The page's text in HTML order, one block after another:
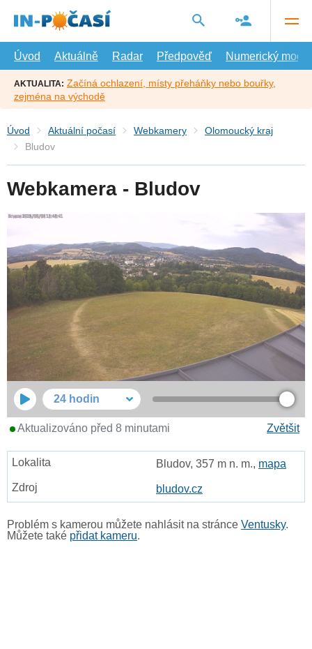
hlavní
Úvod
Aktuálně Radar Předpověď Numerický model
AKTUALITA: Začíná ochlazení, místy přeháňky nebo bouřky,
zejména na východě
Úvod Aktuální počasí Webkamery
Olomoucký kraj
Bludov
Webkamera - Bludov
24 hodin
Zvětšit
Aktualizováno před 8 minutami
Bludov, 357 m n. m., mapa
bludov.cz
Problém s kamerou můžete nahlásit na stránce Ventusky.
Můžete také přidat kameru.